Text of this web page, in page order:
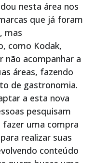
nesta área nos
que já foram
mas
como Kodak,
não acompanhar a
áreas, fazendo
de gastronomia.
a esta nova
pesquisam
uma compra
realizar suas
conteúdo